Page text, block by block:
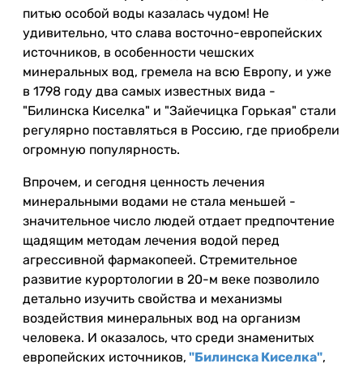
питью особой воды казалась чудом! Не
удивительно, что слава восточно-европейских
источников, в особенности чешских
минеральных вод, гремела на всю Европу, и уже
в 1798 году два самых известных вида -
"Билинска Киселка" и "Зайечицка Горькая" стали
регулярно поставляться в Россию, где приобрели
огромную популярность.
Впрочем, и сегодня ценность лечения
минеральными водами не стала меньшей -
значительное число людей отдает предпочтение
щадящим методам лечения водой перед
агрессивной фармакопеей. Стремительное
развитие курортологии в 20-м веке позволило
детально изучить свойства и механизмы
воздействия минеральных вод на организм
человека. И оказалось, что среди знаменитых
европейских источников, "Билинска Киселка",